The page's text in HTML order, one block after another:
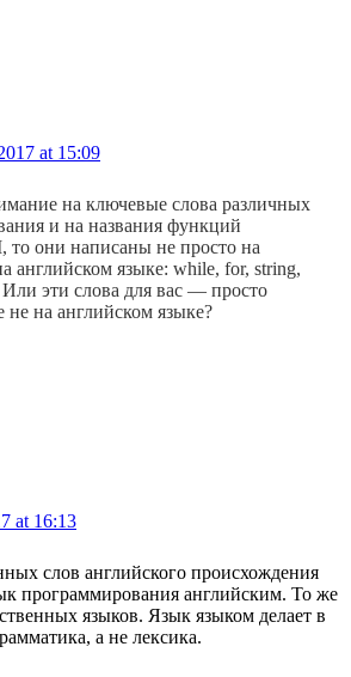
at 15:09
на ключевые слова различных
и на названия функций
они написаны не просто на
английском языке: while, for, string,
эти слова для вас — просто
на английском языке?
at 16:13
слов английского происхождения
программирования английским. То же
языков. Язык языком делает в
а не лексика.